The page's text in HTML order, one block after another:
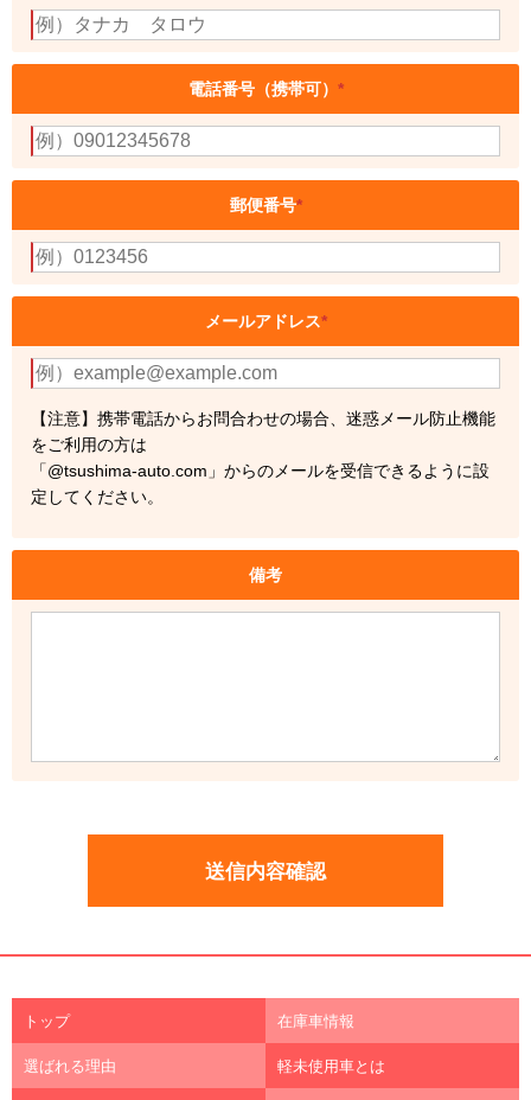
電話番号（携帯可） *
郵便番号*
メールアドレス*
【注意】携帯電話からお問合わせの場合、迷惑メール防止機能
をご利用の方は
「@tsushima-auto.com」からのメールを受信できるように設
定してください。
備考
トップ 在庫車情報
選ばれる理由 軽未使用車とは